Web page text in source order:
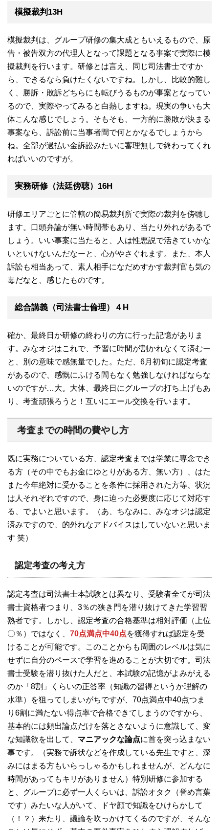
模擬裁判13H
模擬裁判は、グループ研修の集大成ともいえるもので、原
告・被告双方の代理人となって課題となる事案で実際に模
擬裁判を行います。研修とは言え、同じ司法書士ですか
ら、できるなら負けたくないですね。しかし、比較的難し
く、勝訴・敗訴どちらにも転びうるものが事案となってい
るので、実際やってみると白熱しますね。現実の争いも大
体こんな感じでしょう。そもそも、一方的に勝敗が決まる
事案なら、訴訟前に当事者間で何とかなるでしょうから
ね。全部が過払い金訴訟みたいに審理無しで終わってくれ
ればいいのですが。
実務研修（法廷傍聴）16H
研修エリアごとに管轄の簡易裁判所で実際の裁判を傍聴し
ます。口頭弁論が無い時間帯もあり、当たり外れがあるで
しょう。いい事案に当たると、人は性悪説で活きていかな
いといけないんだなーと、心がやさぐれます。また、本人
訴訟も相当あって、素人相手になだめすかす裁判官も気の
毒だなと、感じたものです。
総合講義（司法書士倫理）４H
確か、最終日か研修の終わりの方に行った記憶がありま
す。みなオジはこれで、予習に時間が割かれなくて済むー
と、別の意味で感無量でした。ただ、6月初旬に認定考査
があるので、感慨にふける間もなく勉強しなければならな
いのですが…大。大体、最終日にグループの打ち上げもあ
り、考査頑張ろうと！互いにエール交換を行います。
考査までの時間の費やし方
既に実務についている方、認定考査までは学業に専念でき
る方（その中でもお金にゆとりがある方、無い方）、はた
また今年絶対に受かることを条件に採用された方等、状況
は人それぞれですので、身に迫った必要度に応じて対応す
る、でよいと思います。（あ、ちなみに、みなオジは認定
済みですので、的外れなアドバイスはしていないと思いま
す 笑）
認定考査の考え方
認定考査は司法書士本試験とは異なり、受験者全てが司法
書士資格者つまり、3％の狭き門を潜り抜けてきた学習習
熟者です。しかし、認定考査の合格基準は相対評価（上位
〇％）ではなく、 70点満点中40点を獲得すれば認定を受
けることが可能です。このことからも周囲のレベルは気に
せずに自分のペースで学習を進めることが大切です。司法
書士受験を潜り抜けた人だと、本試験の記憶がよみがえる
のか「8割」くらいの正答率（知識の習得というか理解の
水準）を狙ってしまいがちですが、70点満点中40点つま
り6割に満たない得点率で合格できてしまうのですから、
基本的には頻出論点だけを落とさないように意識して、変
な知識欲を出して、 マニアックな論点に首を突っ込まない
事です。（実務で訴状などを作成している先生ですと、深
みにはまる方もいらっしゃるかもしれませんが、どんなに
時間があってもキリがありません）特別研修に参加する
と、グループに必ず一人くらいは、訴訟オタク（誉め言葉
です）みたいな人がいて、ドヤ顔で知識をひけらかして
（！？）来たり、議論を吹っかけてくるのですが、そんな